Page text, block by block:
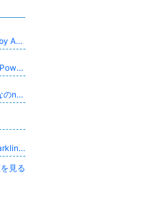
磯山さやかオフィシャルブログPowered by Ameba
参議院議員 森まさこオフィシャルブログ Powered by Ameba
新井恵理那オフィシャルブログ「えりーなのnaturalらいふ♪」Powered by Ameba
土屋太鳳オフィシャルブログ「たおのSparkling day」Powered by Ameba
見る